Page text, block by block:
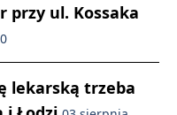
przy ul. Kossaka
lekarską trzeba